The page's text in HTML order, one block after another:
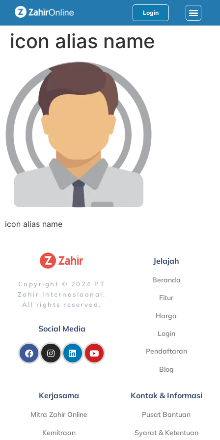
Login
icon alias name
icon alias name
Copyright © 2024 PT
Zahir Internasiaonal.
All rights reserved.
Social Media
Jelajah
Beranda
Fitur
Harga
Login
Pendaftaran
Blog
Kerjasama
Mitra Zahir Online
Kemitraan
Kontak & Informasi
Pusat Bantuan
Syarat & Ketentuan